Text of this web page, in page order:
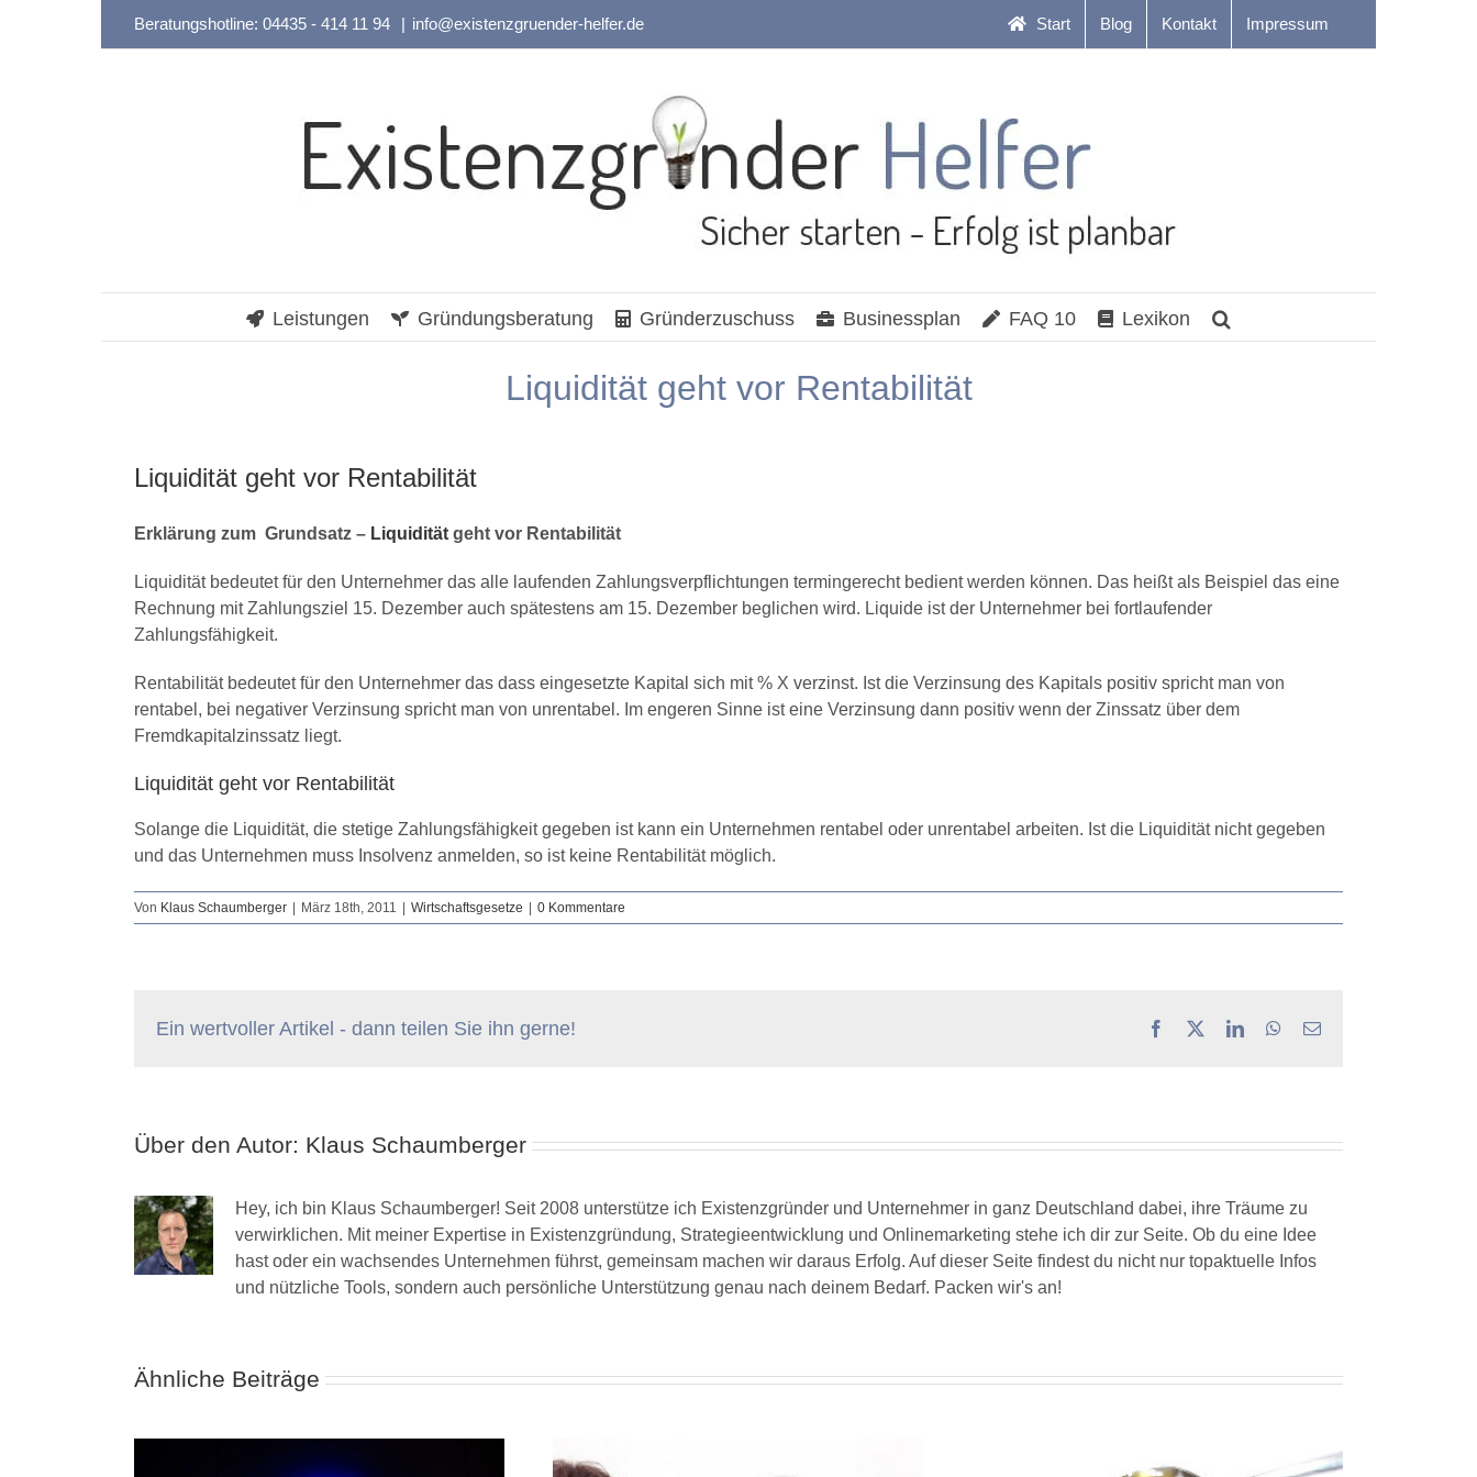
Beratungshotline: 04435 - 414 11 94 | info@existenzgruender-helfer.de Start Blog Kontakt Impressum
Leistungen Gründungsberatung Gründerzuschuss Businessplan FAQ 10 Lexikon
Liquidität geht vor Rentabilität
Liquidität geht vor Rentabilität
Erklärung zum Grundsatz – Liquidität geht vor Rentabilität
Liquidität bedeutet für den Unternehmer das alle laufenden Zahlungsverpflichtungen termingerecht bedient werden können. Das heißt als Beispiel das eine
Rechnung mit Zahlungsziel 15. Dezember auch spätestens am 15. Dezember beglichen wird. Liquide ist der Unternehmer bei fortlaufender
Zahlungsfähigkeit.
Rentabilität bedeutet für den Unternehmer das dass eingesetzte Kapital sich mit % X verzinst. Ist die Verzinsung des Kapitals positiv spricht man von
rentabel, bei negativer Verzinsung spricht man von unrentabel. Im engeren Sinne ist eine Verzinsung dann positiv wenn der Zinssatz über dem
Fremdkapitalzinssatz liegt.
Liquidität geht vor Rentabilität
Solange die Liquidität, die stetige Zahlungsfähigkeit gegeben ist kann ein Unternehmen rentabel oder unrentabel arbeiten. Ist die Liquidität nicht gegeben
und das Unternehmen muss Insolvenz anmelden, so ist keine Rentabilität möglich.
Von Klaus Schaumberger März 18th, 2011 Wirtschaftsgesetze 0 Kommentare
Ein wertvoller Artikel - dann teilen Sie ihn gerne! Facebook LinkedInWhatsApp
E-
Über den Autor: Klaus Schaumberger
Hey, ich bin Klaus Schaumberger! Seit 2008 unterstütze ich Existenzgründer und Unternehmer in ganz Deutschland dabei, ihre Träume zu
verwirklichen. Mit meiner Expertise in Existenzgründung, Strategieentwicklung und Onlinemarketing stehe ich dir zur Seite. Ob du eine Idee
hast oder ein wachsendes Unternehmen führst, gemeinsam machen wir daraus Erfolg. Auf dieser Seite findest du nicht nur topaktuelle Infos
und nützliche Tools, sondern auch persönliche Unterstützung genau nach deinem Bedarf. Packen wir's an!
Ähnliche Beiträge